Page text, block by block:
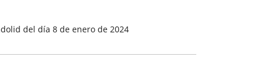
del día 8 de enero de 2024